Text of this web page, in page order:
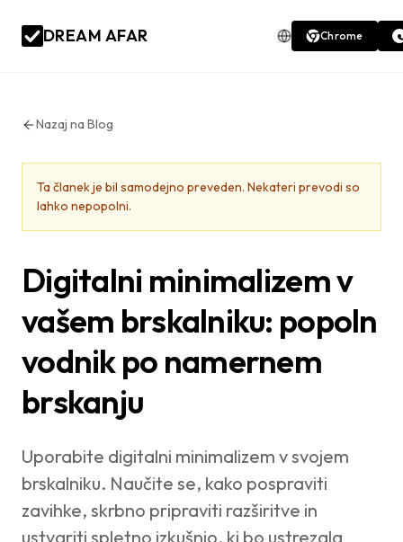
DREAM AFAR Chrome
Nazaj na Blog
Ta članek je bil samodejno preveden. Nekateri prevodi so
lahko nepopolni.
Digitalni minimalizem v
vašem brskalniku: popoln
vodnik po namernem
brskanju
Uporabite digitalni minimalizem v svojem
brskalniku. Naučite se, kako pospraviti
zavihke, skrbno pripraviti razširitve in
ustvariti spletno izkušnjo, ki bo ustrezala